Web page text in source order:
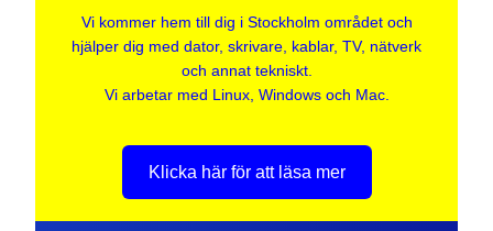
Vi kommer hem till dig i Stockholm området och
hjälper dig med dator, skrivare, kablar, TV, nätverk
och annat tekniskt.
Vi arbetar med Linux, Windows och Mac.
Klicka här för att läsa mer